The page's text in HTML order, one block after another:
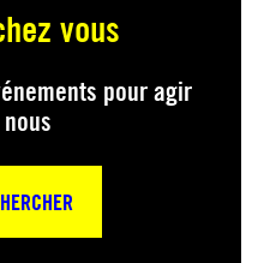
vous
pour agir